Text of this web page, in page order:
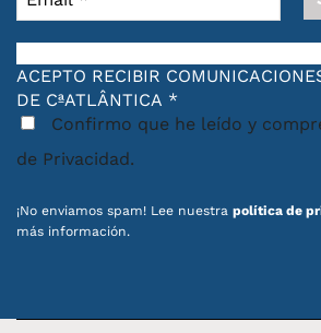
ACEPTO RECIBIR
DE CªATLÂNTICA *
Confirmo que he leído y
de Privacidad.
¡No enviamos spam! Lee nuestra política de
más información.